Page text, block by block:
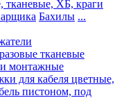
тканевые, ХБ, краги
Бахилы ...
тканевые
монтажные
для кабеля цветные,
пистоном, под